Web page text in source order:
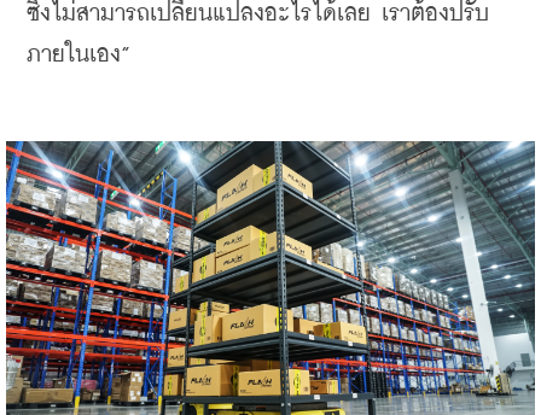
ซึ่งไม่สามารถเปลี่ยนแปลงอะไรได้เลย เราต้องปรับ
ภายในเอง”